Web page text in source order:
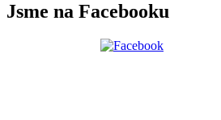
Jsme na Facebooku